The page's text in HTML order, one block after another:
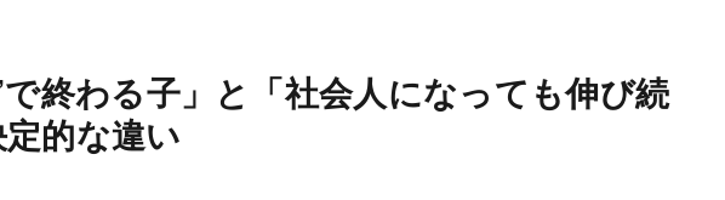
で終わる子」と「社会人になっても伸び続
的な違い